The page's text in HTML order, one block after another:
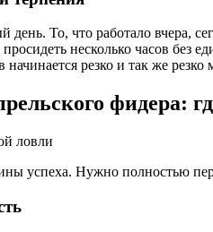
день. То, что работало вчера,
несколько часов
резко и так же резко
фидера:
успеха. Нужно полностью